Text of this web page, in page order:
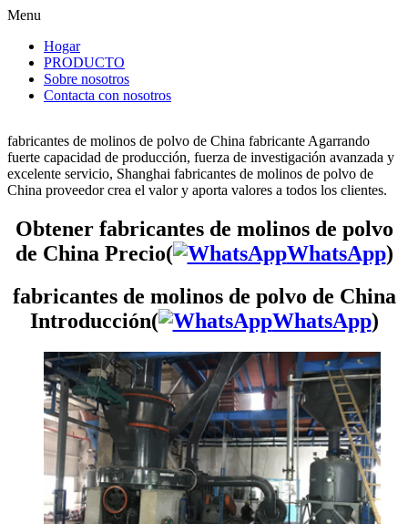
Menu
Hogar
PRODUCTO
Sobre nosotros
Contacta con nosotros
fabricantes de molinos de polvo de China fabricante Agarrando
fuerte capacidad de producción, fuerza de investigación avanzada y
excelente servicio, Shanghai fabricantes de molinos de polvo de
China proveedor crea el valor y aporta valores a todos los clientes.
Obtener fabricantes de molinos de polvo
de China Precio(
WhatsApp)
fabricantes de molinos de polvo de China
Introducción(
WhatsApp)